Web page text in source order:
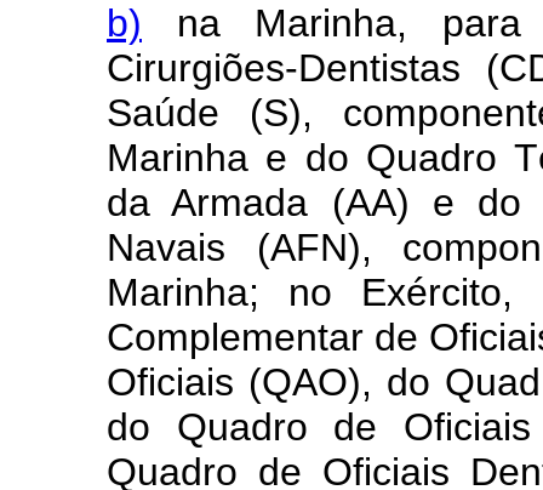
b) na Marinha,
Cirurgiões-Dentistas
Saúde (S),
Marinha e do Quadro
da Armada (AA) e do
Navais (AFN),
Marinha; no
Complementar de
Oficiais (QAO), do
do Quadro de
Quadro de Oficiais